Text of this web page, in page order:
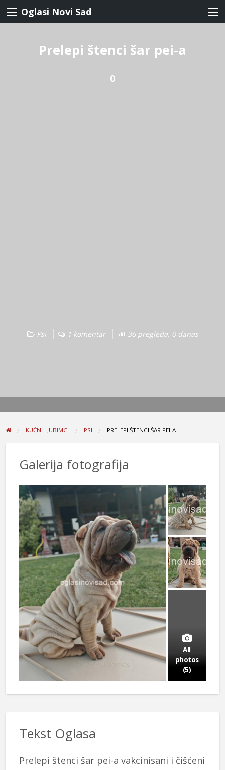
Oglasi Novi Sad
Prelepi štenci šar pei-a
0
Psi 1 komentar 36 pregleda, 0 danas
KUĆNI LJUBIMCI PSI PRELEPI ŠTENCI ŠAR PEI-A
Galerija fotografija
All
photos
(5)
Tekst Oglasa
Prelepi štenci šar pei-a vakcinisani i čišćeni